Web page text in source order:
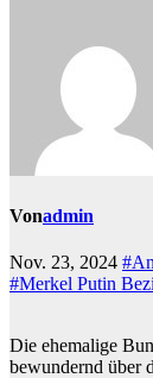
Vonadmin
Nov. 23, 2024
#Merkel Putin
Die ehemalige
bewundernd über